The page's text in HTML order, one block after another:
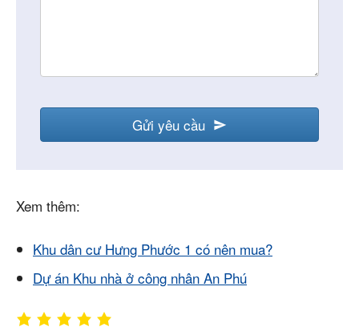
Gửi yêu cầu
Xem thêm:
Khu dân cư Hưng Phước 1 có nên mua?
Dự án Khu nhà ở công nhân An Phú